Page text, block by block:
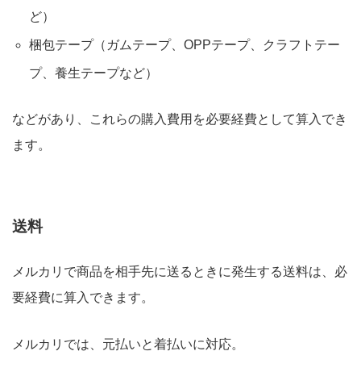
ど）
梱包テープ（ガムテープ、OPPテープ、クラフトテー
プ、養生テープなど）
などがあり、これらの購入費用を必要経費として算入でき
ます。
送料
メルカリで商品を相手先に送るときに発生する送料は、必
要経費に算入できます。
メルカリでは、元払いと着払いに対応。